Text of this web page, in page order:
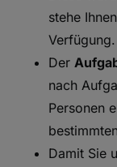
stehe
Verfügung.
Der
nach
Personen
Damit Sie